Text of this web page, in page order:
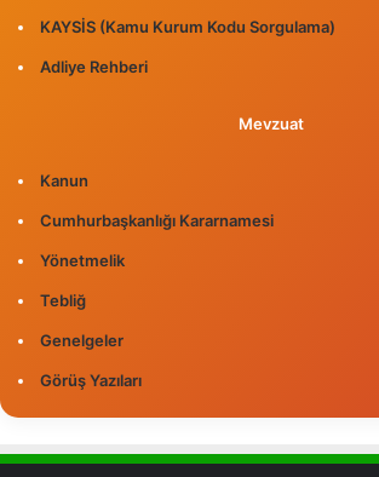
KAYSİS (Kamu Kurum Kodu Sorgulama)
Adliye Rehberi
Mevzuat
Kanun
Cumhurbaşkanlığı Kararnamesi
Yönetmelik
Tebliğ
Genelgeler
Görüş Yazıları